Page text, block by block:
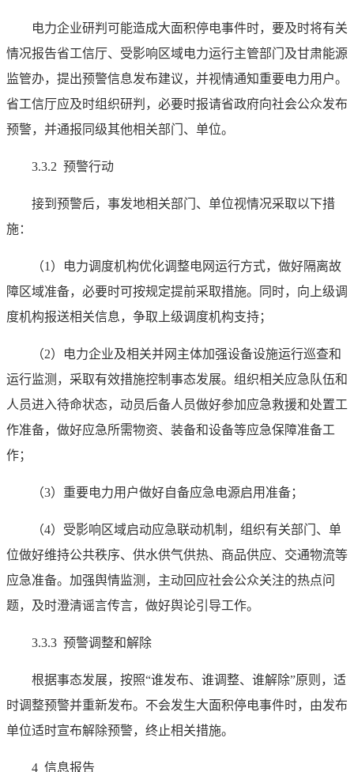
电力企业研判可能造成大面积停电事件时，要及时将有关
情况报告省工信厅、受影响区域电力运行主管部门及甘肃能源
监管办，提出预警信息发布建议，并视情通知重要电力用户。
省工信厅应及时组织研判，必要时报请省政府向社会公众发布
预警，并通报同级其他相关部门、单位。
3.3.2 预警行动
接到预警后，事发地相关部门、单位视情况采取以下措
施：
（1）电力调度机构优化调整电网运行方式，做好隔离故
障区域准备，必要时可按规定提前采取措施。同时，向上级调
度机构报送相关信息，争取上级调度机构支持；
（2）电力企业及相关并网主体加强设备设施运行巡查和
运行监测，采取有效措施控制事态发展。组织相关应急队伍和
人员进入待命状态，动员后备人员做好参加应急救援和处置工
作准备，做好应急所需物资、装备和设备等应急保障准备工
作；
（3）重要电力用户做好自备应急电源启用准备；
（4）受影响区域启动应急联动机制，组织有关部门、单
位做好维持公共秩序、供水供气供热、商品供应、交通物流等
应急准备。加强舆情监测，主动回应社会公众关注的热点问
题，及时澄清谣言传言，做好舆论引导工作。
3.3.3 预警调整和解除
根据事态发展，按照“谁发布、谁调整、谁解除”原则，适
时调整预警并重新发布。不会发生大面积停电事件时，由发布
单位适时宣布解除预警，终止相关措施。
4 信息报告